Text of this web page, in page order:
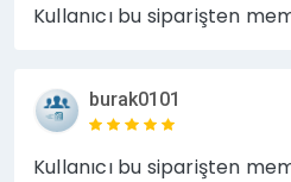
Kullanıcı bu siparişten
burak0101
Kullanıcı bu siparişten